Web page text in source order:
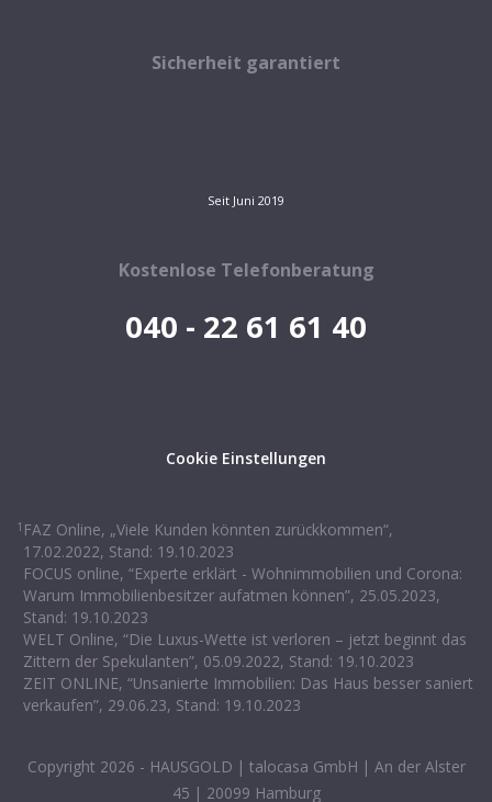
Kostenlose Telefonberatung
040 - 22 61 61 40
Sicherheit garantiert
Seit Juni 2019
Cookie Einstellungen
1 FAZ Online, „Viele Kunden könnten zurückkommen“,
17.02.2022, Stand: 19.10.2023
FOCUS online, “Experte erklärt - Wohnimmobilien und Corona:
Warum Immobilienbesitzer aufatmen können”, 25.05.2023,
Stand: 19.10.2023
WELT Online, “Die Luxus-Wette ist verloren – jetzt beginnt das
Zittern der Spekulanten”, 05.09.2022, Stand: 19.10.2023
ZEIT ONLINE, “Unsanierte Immobilien: Das Haus besser saniert
verkaufen”, 29.06.23, Stand: 19.10.2023
Copyright 2026 - HAUSGOLD | talocasa GmbH | An der Alster
45 | 20099 Hamburg